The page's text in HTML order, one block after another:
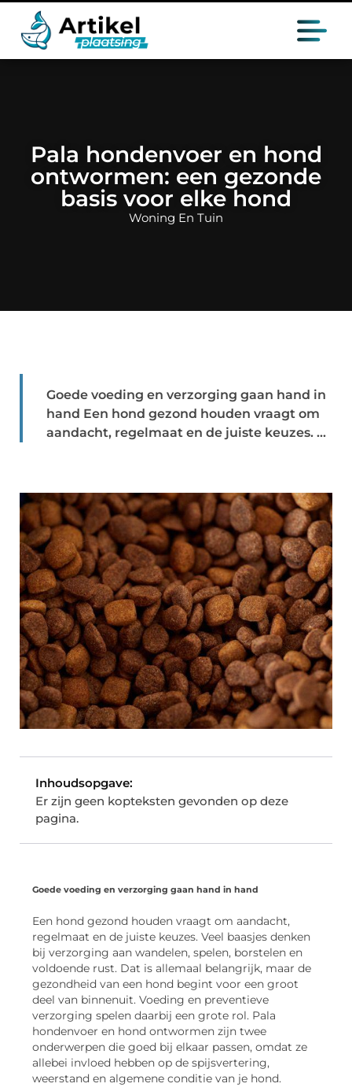
Pala hondenvoer en hond
ontwormen: een gezonde
basis voor elke hond
Woning En Tuin
Goede voeding en verzorging gaan hand in
hand Een hond gezond houden vraagt om
aandacht, regelmaat en de juiste keuzes. ...
Inhoudsopgave:
Er zijn geen kopteksten gevonden op deze
pagina.
Goede voeding en verzorging gaan hand in hand
Een hond gezond houden vraagt om aandacht,
regelmaat en de juiste keuzes. Veel baasjes denken
bij verzorging aan wandelen, spelen, borstelen en
voldoende rust. Dat is allemaal belangrijk, maar de
gezondheid van een hond begint voor een groot
deel van binnenuit. Voeding en preventieve
verzorging spelen daarbij een grote rol. Pala
hondenvoer en hond ontwormen zijn twee
onderwerpen die goed bij elkaar passen, omdat ze
allebei invloed hebben op de spijsvertering,
weerstand en algemene conditie van je hond.